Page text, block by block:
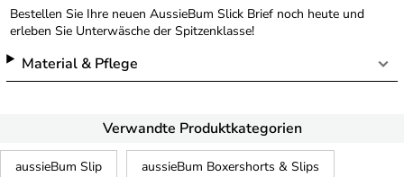
Bestellen Sie Ihre neuen AussieBum Slick Brief noch heute und
erleben Sie Unterwäsche der Spitzenklasse!
Material & Pflege
Verwandte Produktkategorien
aussieBum Slip aussieBum Boxershorts & Slips